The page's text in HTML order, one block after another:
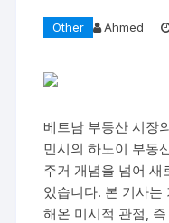
Other Ahmed
베트남 부동산 시장
민시의 하노이 부동
주거 개념을 넘어 새
있습니다. 본 기사는
해온 미시적 관점,